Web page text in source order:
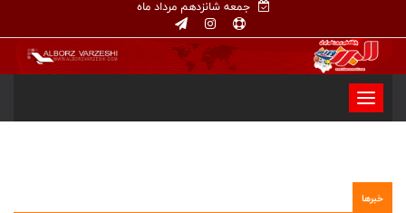
جمعه شانزدهم مرداد ماه
خبرها